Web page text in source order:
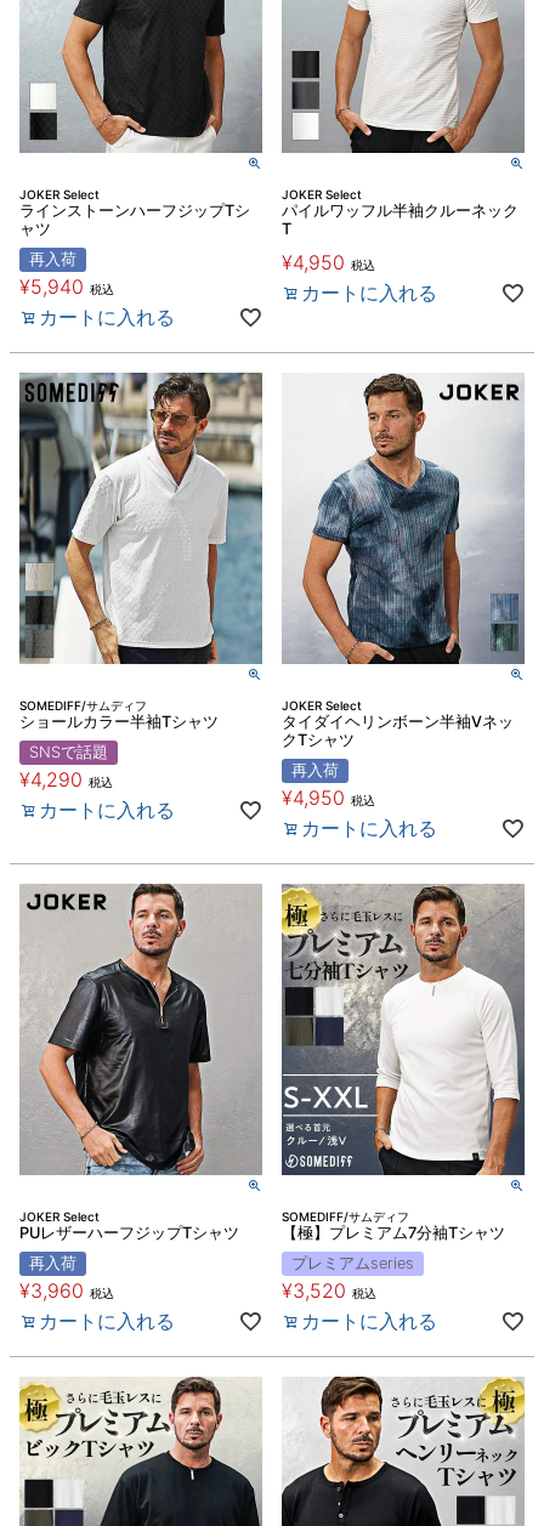
JOKER Select
ラインストーンハーフジップTシ
ャツ
再入荷
¥5,940 税込
カートに入れる
JOKER Select
パイルワッフル半袖クルーネック
T
¥4,950 税込
カートに入れる
SOMEDIFF/サムディフ
ショールカラー半袖Tシャツ
SNSで話題
¥4,290 税込
カートに入れる
JOKER Select
タイダイヘリンボーン半袖Vネッ
クTシャツ
再入荷
¥4,950 税込
カートに入れる
JOKER Select
PUレザーハーフジップTシャツ
再入荷
¥3,960 税込
カートに入れる
SOMEDIFF/サムディフ
【極】プレミアム7分袖Tシャツ
プレミアムseries
¥3,520 税込
カートに入れる